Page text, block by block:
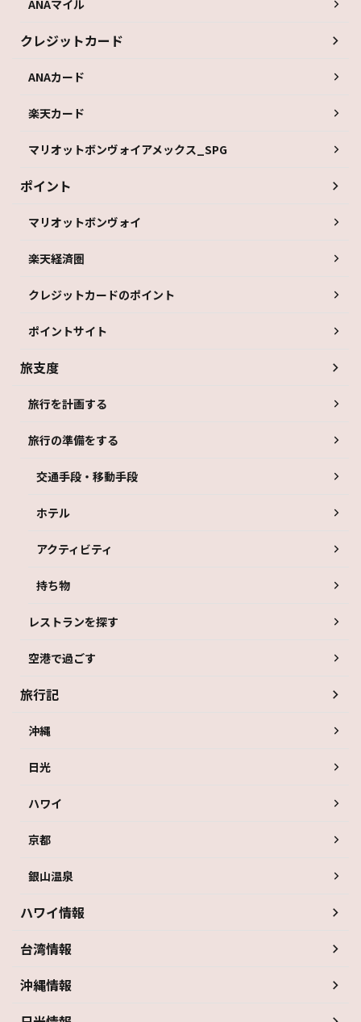
ANAマイル
クレジットカード
ANAカード
楽天カード
マリオットボンヴォイアメックス_SPG
ポイント
マリオットボンヴォイ
楽天経済圏
クレジットカードのポイント
ポイントサイト
旅支度
旅行を計画する
旅行の準備をする
交通手段・移動手段
ホテル
アクティビティ
持ち物
レストランを探す
空港で過ごす
旅行記
沖縄
日光
ハワイ
京都
銀山温泉
ハワイ情報
台湾情報
沖縄情報